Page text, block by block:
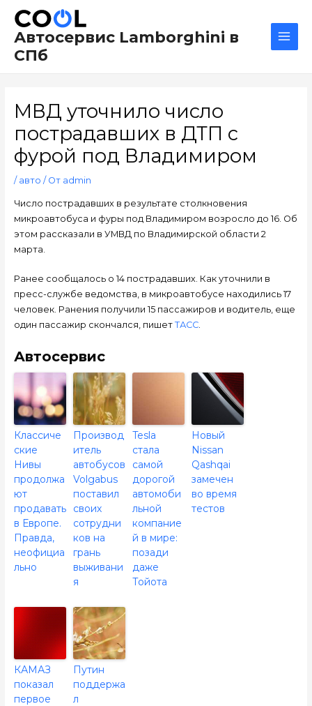
содержимому
Автосервис Lamborghini в
СПб
МВД уточнило число
пострадавших в ДТП с
фурой под Владимиром
/ авто / От admin
Число пострадавших в результате столкновения
микроавтобуса и фуры под Владимиром возросло до 16. Об
этом рассказали в УМВД по Владимирской области 2
марта.
Ранее сообщалось о 14 пострадавших. Как уточнили в
пресс-службе ведомства, в микроавтобусе находились 17
человек. Ранения получили 15 пассажиров и водитель, еще
один пассажир скончался, пишет ТАСС.
Автосервис
Классиче
ские
Нивы
продолжа
ют
продавать
в Европе.
Правда,
неофициа
льно
Производ
итель
автобусов
Volgabus
поставил
своих
сотрудни
ков на
грань
выживани
я
Tesla
стала
самой
дорогой
автомоби
льной
компание
й в мире:
позади
даже
Тойота
Новый
Nissan
Qashqai
замечен
во время
тестов
КАМАЗ
показал
первое
Путин
поддержа
л
по
записям